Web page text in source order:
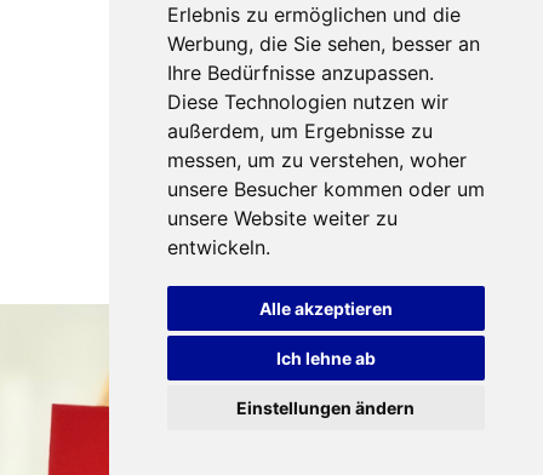
Erlebnis zu ermöglichen und die
Werbung, die Sie sehen, besser an
Ihre Bedürfnisse anzupassen.
Diese Technologien nutzen wir
außerdem, um Ergebnisse zu
messen, um zu verstehen, woher
unsere Besucher kommen oder um
unsere Website weiter zu
entwickeln.
Alle akzeptieren
Ich lehne ab
Einstellungen ändern